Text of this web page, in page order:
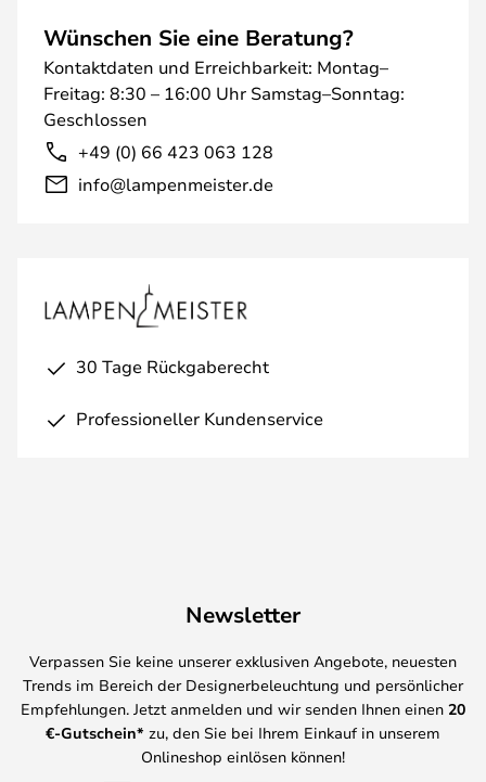
Wünschen Sie eine Beratung?
Kontaktdaten und Erreichbarkeit: Montag–
Freitag: 8:30 – 16:00 Uhr Samstag–Sonntag:
Geschlossen
+49 (0) 66 423 063 128
info@lampenmeister.de
30 Tage Rückgaberecht
Professioneller Kundenservice
Newsletter
Verpassen Sie keine unserer exklusiven Angebote, neuesten
Trends im Bereich der Designerbeleuchtung und persönlicher
Empfehlungen. Jetzt anmelden und wir senden Ihnen einen 20
€-Gutschein* zu, den Sie bei Ihrem Einkauf in unserem
Onlineshop einlösen können!